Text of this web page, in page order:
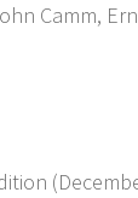
Camm,